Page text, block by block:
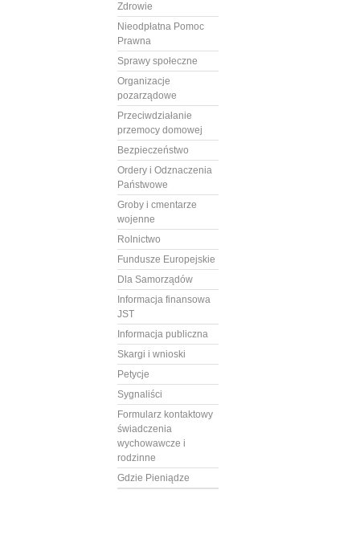
Zdrowie
Nieodpłatna Pomoc
Prawna
Sprawy społeczne
Organizacje
pozarządowe
Przeciwdziałanie
przemocy domowej
Bezpieczeństwo
Ordery i Odznaczenia
Państwowe
Groby i cmentarze
wojenne
Rolnictwo
Fundusze Europejskie
Dla Samorządów
Informacja finansowa
JST
Informacja publiczna
Skargi i wnioski
Petycje
Sygnaliści
Formularz kontaktowy
świadczenia
wychowawcze i
rodzinne
Gdzie Pieniądze